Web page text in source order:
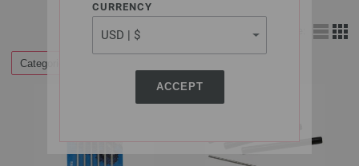
CURRENCY
ACCEPT
Weergave:
Categorieën